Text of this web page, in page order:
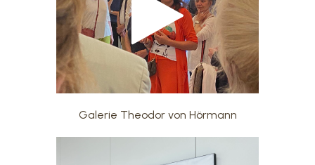
Galerie Theodor von Hörmann